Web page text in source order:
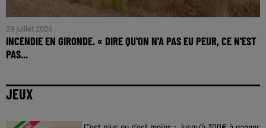
29 juillet 2026
INCENDIE EN GIRONDE. « DIRE QU'ON N'A PAS EU PEUR, CE N'EST
PAS...
JEUX